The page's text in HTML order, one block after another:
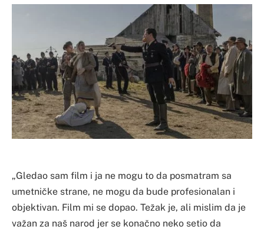
„Gledao sam film i ja ne mogu to da posmatram sa
umetničke strane, ne mogu da bude profesionalan i
objektivan. Film mi se dopao. Težak je, ali mislim da je
važan za naš narod jer se konačno neko setio da